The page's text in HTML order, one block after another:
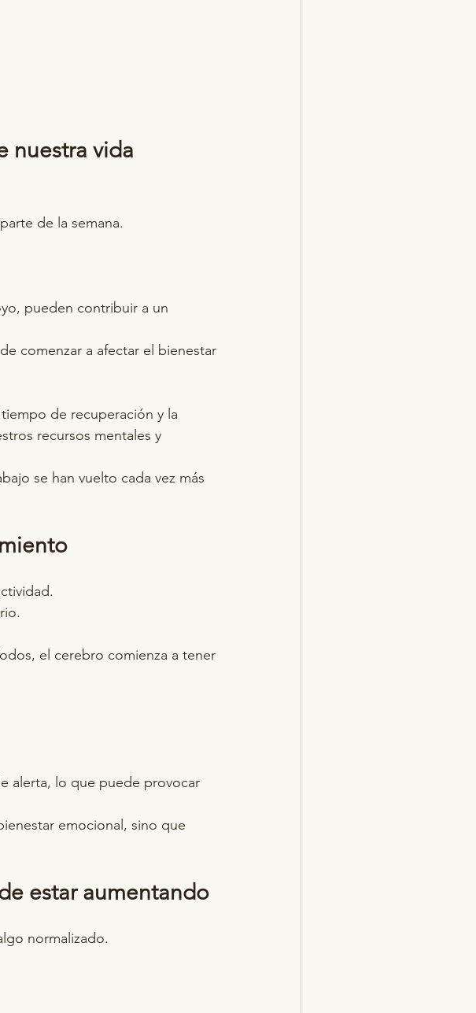
nuestra vida
de la semana.
pueden contribuir a un
comenzar a afectar el bienestar
de recuperación y la
recursos mentales y
se han vuelto cada vez más
el cerebro comienza a tener
alerta, lo que puede provocar
emocional, sino que
estar aumentando
normalizado.